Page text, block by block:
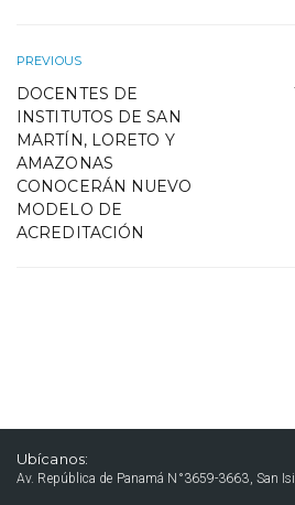
PREVIOUS
DOCENTES DE
INSTITUTOS DE SAN
MARTÍN, LORETO Y
AMAZONAS
CONOCERÁN NUEVO
MODELO DE
ACREDITACIÓN
Ubícanos:
Av. República de Panamá N°3659-3663, San